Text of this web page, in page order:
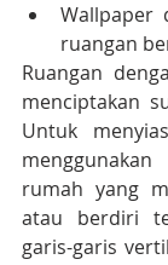
Wallpaper
ruangan
Ruangan
menciptakan
Untuk
rumah yang
atau berdiri
garis-garis